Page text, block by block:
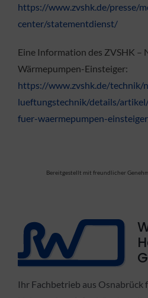
https://www.zvshk.de/presse/
center/statementdienst/
Eine Information des ZVSHK –
Wärmepumpen-Einsteiger:
https://www.zvshk.de/technik/
lueftungstechnik/details/
fuer-waermepumpen-
Bereitgestellt mit freundlicher
Ihr Fachbetrieb aus Osnabrück